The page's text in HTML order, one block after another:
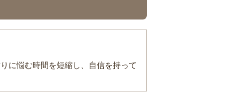
に悩む時間を短縮し、自信を持って